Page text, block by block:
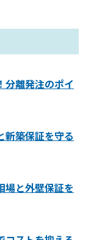
分離発注のポイ
新築保証を守る
場と外壁保証を